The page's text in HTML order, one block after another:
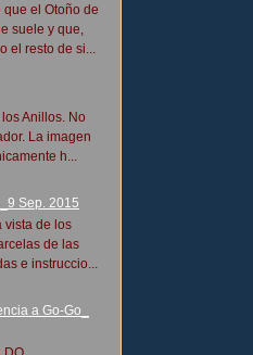
el Otoño de
suele y que,
el resto de si...
Anillos. No
La imagen
h...
Sep. 2015
vista de los
de las
e instruccio...
a Go-Go_